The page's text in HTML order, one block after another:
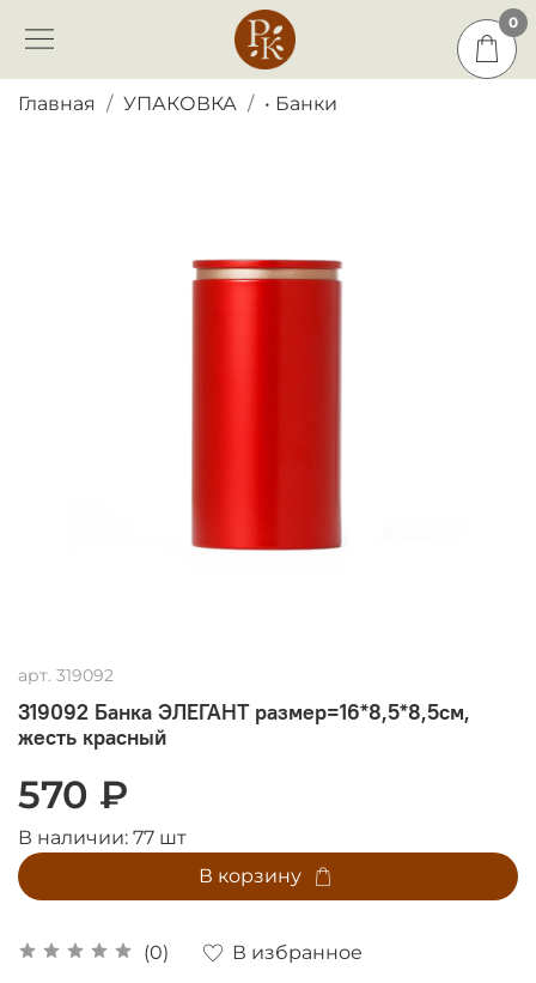
0
Главная УПАКОВКА • Банки
арт. 319092
319092 Банка ЭЛЕГАНТ размер=16*8,5*8,5см,
жесть красный
(0) В избранное
570 ₽
В наличии: 77 шт
В корзину
0